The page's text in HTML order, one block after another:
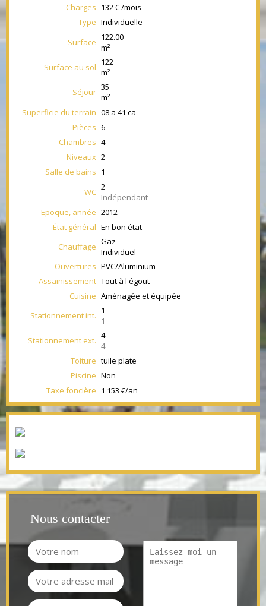
Charges 132 € /mois
Type Individuelle
Surface 122.00
m²
Surface au sol 122
m²
Séjour 35
m²
Superficie du terrain 08 a 41 ca
Pièces 6
Chambres 4
Niveaux 2
Salle de bains 1
WC 2
Indépendant
Epoque, année 2012
État général En bon état
Chauffage Gaz
Individuel
Ouvertures PVC/Aluminium
Assainissement Tout à l'égout
Cuisine Aménagée et équipée
Stationnement int. 1
1
Stationnement ext. 4
4
Toiture tuile plate
Piscine Non
Taxe foncière 1 153 €/an
Nous contacter